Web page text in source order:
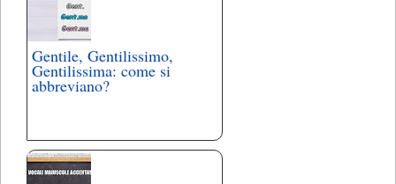
Gentile, Gentilissimo,
Gentilissima: come si
abbreviano?